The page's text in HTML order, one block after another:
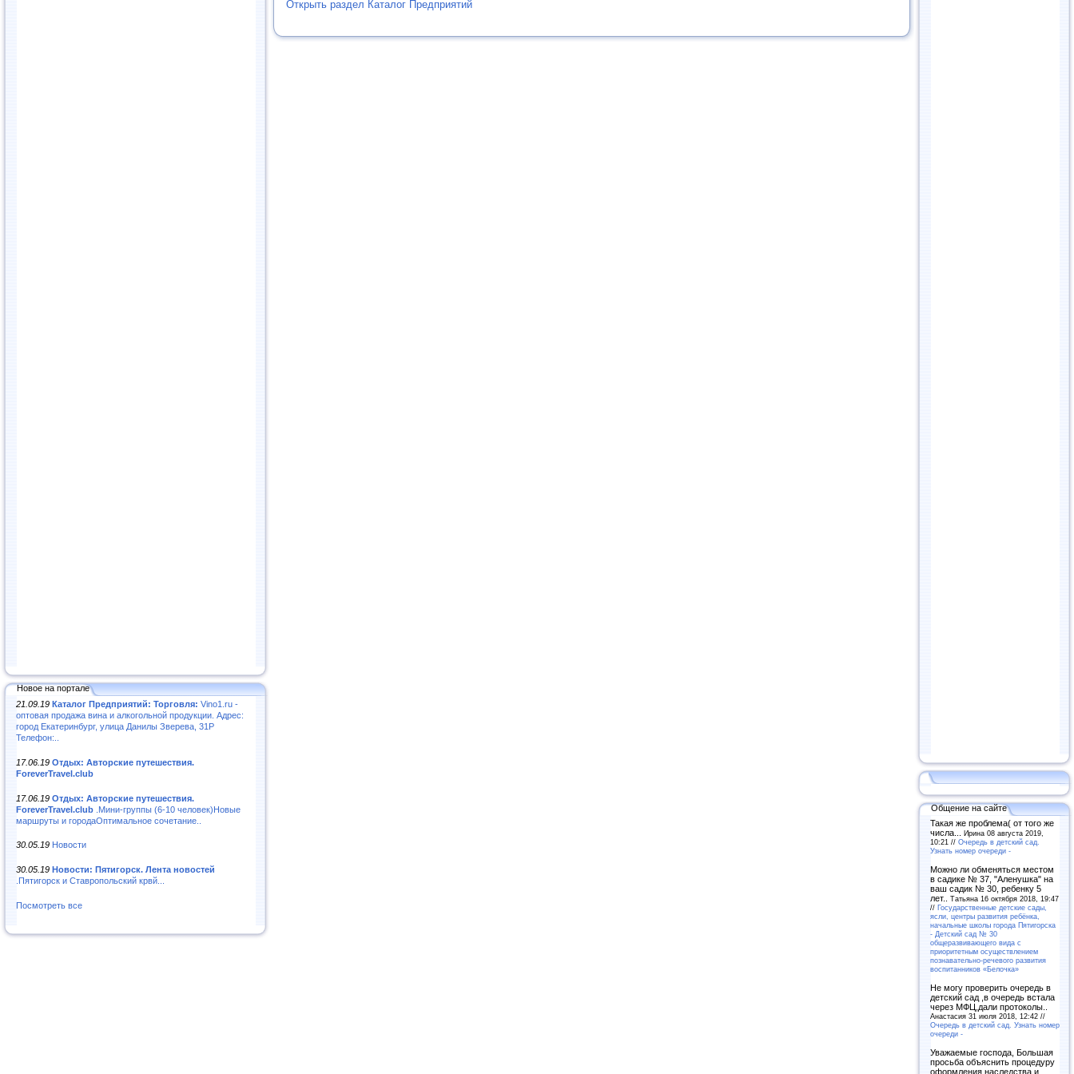
Новое на портале
21.09.19 Каталог Предприятий: Торговля: Vino1.ru -
оптовая продажа вина и алкогольной продукции. Адрес:
город Екатеринбург, улица Данилы Зверева, 31Р
Телефон:..
17.06.19 Отдых: Авторские путешествия.
ForeverTravel.club
17.06.19 Отдых: Авторские путешествия.
ForeverTravel.club .Мини-группы (6-10 человек)Новые
маршруты и городаОптимальное сочетание..
30.05.19 Новости
30.05.19 Новости: Пятигорск. Лента новостей
.Пятигорск и Ставропольский крвй...
Посмотреть все
Открыть раздел Каталог Предприятий
Общение на сайте
Такая же проблема( от того же
числа... Ирина 08 августа 2019,
10:21 // Очередь в детский сад.
Узнать номер очереди -
Можно ли обменяться местом
в садике № 37, "Аленушка" на
ваш садик № 30, ребенку 5
лет.. Татьяна 16 октября 2018, 19:47
// Государственные детские сады,
ясли, центры развития ребёнка,
начальные школы города Пятигорска
- Детский сад № 30
общеразвивающего вида с
приоритетным осуществлением
познавательно-речевого развития
воспитанников «Белочка»
Не могу проверить очередь в
детский сад ,в очередь встала
через МФЦ,дали протоколы..
Анастасия 31 июля 2018, 12:42 //
Очередь в детский сад. Узнать номер
очереди -
Уважаемые господа, Большая
просьба объяснить процедуру
оформления наследства и